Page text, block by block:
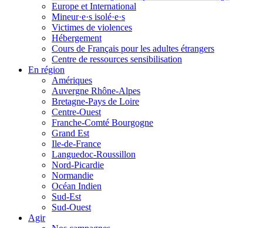
Europe et International
Mineur·e·s isolé·e·s
Victimes de violences
Hébergement
Cours de Français pour les adultes étrangers
Centre de ressources sensibilisation
En région
Amériques
Auvergne Rhône-Alpes
Bretagne-Pays de Loire
Centre-Ouest
Franche-Comté Bourgogne
Grand Est
Ile-de-France
Languedoc-Roussillon
Nord-Picardie
Normandie
Océan Indien
Sud-Est
Sud-Ouest
Agir